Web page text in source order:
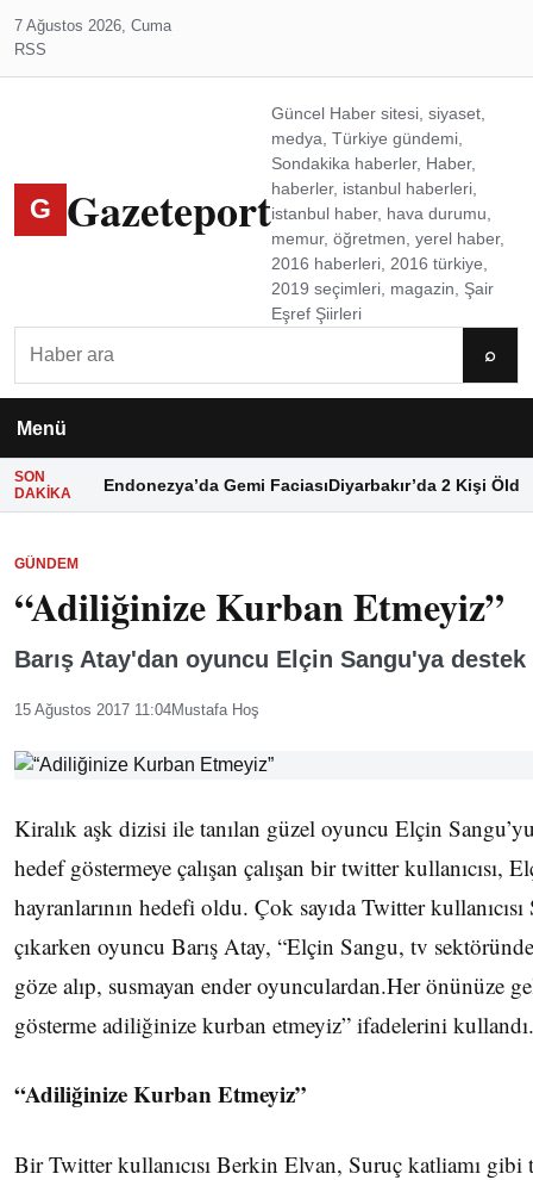
7 Ağustos 2026, Cuma
RSS
G Gazeteport
Güncel Haber sitesi, siyaset,
medya, Türkiye gündemi,
Sondakika haberler, Haber,
haberler, istanbul haberleri,
istanbul haber, hava durumu,
memur, öğretmen, yerel haber,
2016 haberleri, 2016 türkiye,
2019 seçimleri, magazin, Şair
Eşref Şiirleri
⌕
Menü
SON
DAKIKA
Endonezya’da Gemi FaciasıDiyarbakır’da 2 Kişi Öldü
GÜNDEM
“Adiliğinize Kurban Etmeyiz”
Barış Atay'dan oyuncu Elçin Sangu'ya destek
15 Ağustos 2017 11:04Mustafa Hoş
Kiralık aşk dizisi ile tanılan güzel oyuncu Elçin
hedef göstermeye çalışan çalışan bir twitter kullanıcısı,
hayranlarının hedefi oldu. Çok sayıda Twitter kullanıcısı
çıkarken oyuncu Barış Atay, “Elçin Sangu, tv
göze alıp, susmayan ender oyunculardan.Her önünüze
gösterme adiliğinize kurban etmeyiz” ifadelerini kullandı.
“Adiliğinize Kurban Etmeyiz”
Bir Twitter kullanıcısı Berkin Elvan, Suruç katliamı